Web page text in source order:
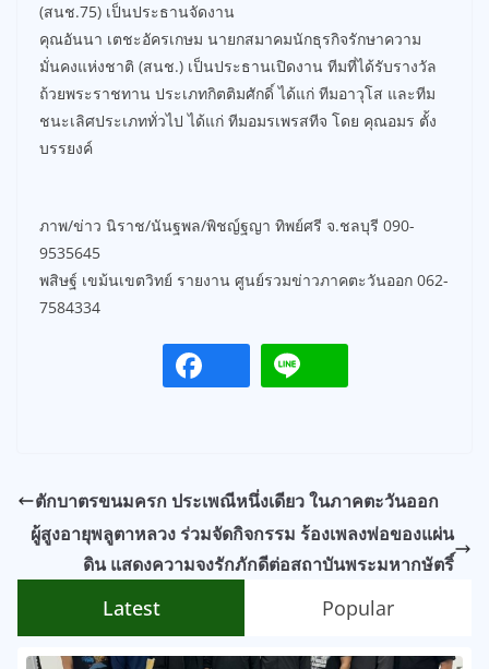
(สนช.75) เป็นประธานจัดงาน
คุณอันนา เตชะอัครเกษม นายกสมาคมนักธุรกิจรักษาความ
มั่นคงแห่งชาติ (สนช.) เป็นประธานเปิดงาน ทีมที่ได้รับรางวัล
ถ้วยพระราชทาน ประเภทกิตติมศักดิ์ ได้แก่ ทีมอาวุโส และทีม
ชนะเลิศประเภททั่วไป ได้แก่ ทีมอมรเพรสทีจ โดย คุณอมร ตั้ง
บรรยงค์
ภาพ/ข่าว นิราช/นันฐพล/พิชญ์ฐญา ทิพย์ศรี จ.ชลบุรี 090-
9535645
พสิษฐ์ เขม้นเขตวิทย์ รายงาน ศูนย์รวมข่าวภาคตะวันออก 062-
7584334
ตักบาตรขนมครก ประเพณีหนึ่งเดียว ในภาคตะวันออก
ผู้สูงอายุพลูตาหลวง ร่วมจัดกิจกรรม ร้องเพลงพ่อของแผ่น
ดิน แสดงความจงรักภักดีต่อสถาบันพระมหากษัตริ์
Latest Popular